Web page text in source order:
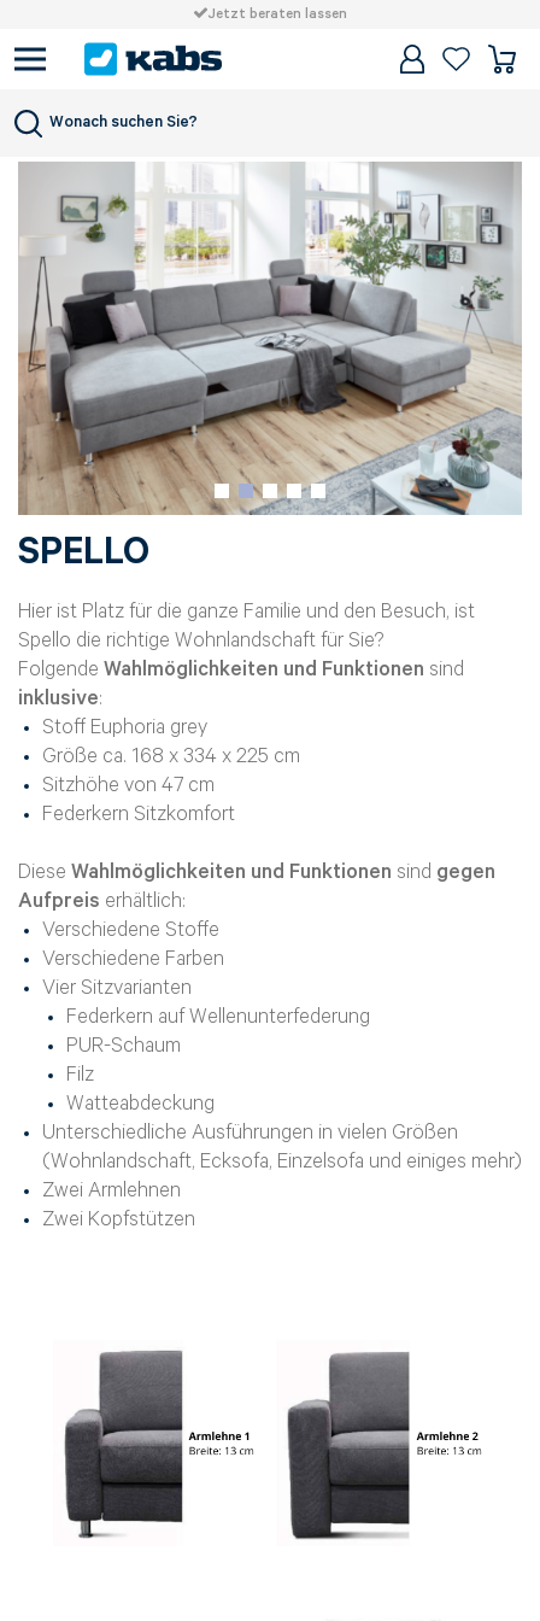
Jetzt beraten lassen
SPELLO
Hier ist Platz für die ganze Familie und den Besuch, ist
Spello die richtige Wohnlandschaft für Sie?
Folgende Wahlmöglichkeiten und Funktionen sind
inklusive:
Stoff Euphoria grey
Größe ca. 168 x 334 x 225 cm
Sitzhöhe von 47 cm
Federkern Sitzkomfort
Diese Wahlmöglichkeiten und Funktionen sind gegen
Aufpreis erhältlich:
Verschiedene Stoffe
Verschiedene Farben
Vier Sitzvarianten
Federkern auf Wellenunterfederung
PUR-Schaum
Filz
Watteabdeckung
Unterschiedliche Ausführungen in vielen Größen
(Wohnlandschaft, Ecksofa, Einzelsofa und einiges mehr)
Zwei Armlehnen
Zwei Kopfstützen